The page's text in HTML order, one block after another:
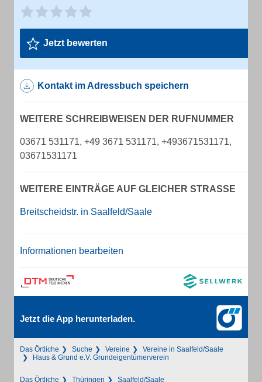
Jetzt bewerten
Kontakt im Adressbuch speichern
WEITERE SCHREIBWEISEN DER RUFNUMMER
03671 531171, +49 3671 531171, +493671531171,
03671531171
WEITERE EINTRÄGE AUF GLEICHER STRASSE
Breitscheidstr. in Saalfeld/Saale
Informationen bearbeiten
Jetzt die App herunterladen.
Das Örtliche Suche Vereine
Vereine in Saalfeld/Saale
Haus & Grund e.V. Grundeigentümerverein
Das Örtliche Thüringen Saalfeld/Saale